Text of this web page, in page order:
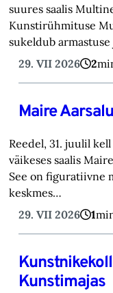
suures saalis
Kunstirühmituse
sukeldub
29. VII 2026
2
Maire
Reedel, 31. juulil
väikeses saalis
See on figuratiivne
keskmes…
29. VII 2026
1
Kunstimajas